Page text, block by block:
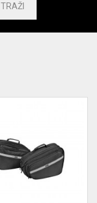
TRAŽI